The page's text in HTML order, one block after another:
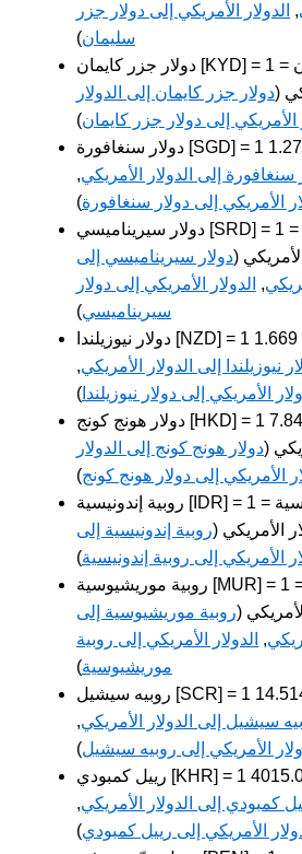
, الدولار الأمريكي إلى دولار جزر
سليمان)
دولار جزر كايمان [KYD] = 1 دولار جزر كايمان =
دولار جزر كايمان إلى الدولار
الأمريكي إلى دولار جزر كايمان)
دولار سنغافورة [SGD] = 1 دولار سنغافورة = 1.2797
سنغافورة إلى الدولار الأمريكي,
الأمريكي إلى دولار سنغافورة)
دولار سيريناميسي [SRD] = 1 دولار سيريناميسي =
دولار سيريناميسي إلى
, الدولار الأمريكي إلى دولار
سيريناميسي)
دولار نيوزيلندا [NZD] = 1 دولار نيوزيلندا = 1.669
نيوزيلندا إلى الدولار الأمريكي,
الأمريكي إلى دولار نيوزيلندا )
دولار هونج كونج [HKD] = 1 دولار هونج كونج = 7.8498
(دولار هونج كونج إلى الدولار
الأمريكي إلى دولار هونج كونج)
روبية إندونيسية [IDR] = 1 روبية إندونيسية =
روبية إندونيسية إلى
الأمريكي إلى روبية إندونيسية)
روبية موريشيوسية [MUR] = 1 روبية موريشيوسية =
روبية موريشيوسية إلى
, الدولار الأمريكي إلى روبية
موريشيوسية)
روبيه سيشيل [SCR] = 1 روبيه سيشيل = 14.514
سيشيل إلى الدولار الأمريكي,
الأمريكي إلى روبيه سيشيل)
رييل كمبودي [KHR] = 1 رييل كمبودي = 4015.0333
كمبودي إلى الدولار الأمريكي,
الأمريكي إلى رييل كمبودي)